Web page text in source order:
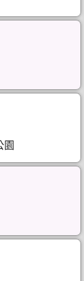
園